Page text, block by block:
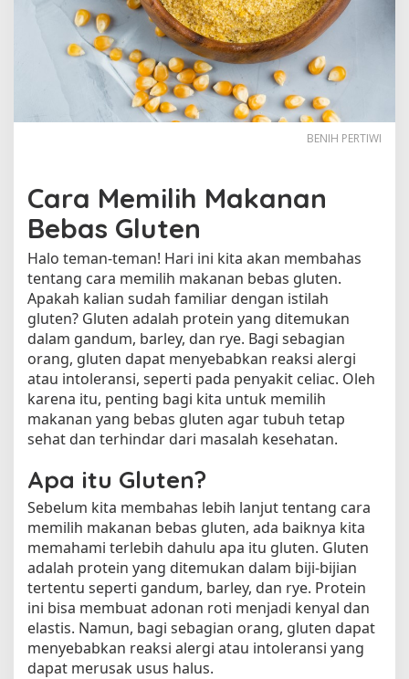
a
n
B
e
b
a
s
e
n
BENIH PERTIWI
Cara Memilih Makanan
Bebas Gluten
Halo teman-teman! Hari ini kita akan membahas
tentang cara memilih makanan bebas gluten.
Apakah kalian sudah familiar dengan istilah
gluten? Gluten adalah protein yang ditemukan
dalam gandum, barley, dan rye. Bagi sebagian
orang, gluten dapat menyebabkan reaksi alergi
atau intoleransi, seperti pada penyakit celiac. Oleh
karena itu, penting bagi kita untuk memilih
makanan yang bebas gluten agar tubuh tetap
sehat dan terhindar dari masalah kesehatan.
Apa itu Gluten?
Sebelum kita membahas lebih lanjut tentang cara
memilih makanan bebas gluten, ada baiknya kita
memahami terlebih dahulu apa itu gluten. Gluten
adalah protein yang ditemukan dalam biji-bijian
tertentu seperti gandum, barley, dan rye. Protein
ini bisa membuat adonan roti menjadi kenyal dan
elastis. Namun, bagi sebagian orang, gluten dapat
menyebabkan reaksi alergi atau intoleransi yang
dapat merusak usus halus.